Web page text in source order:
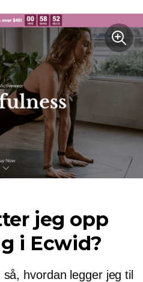
jeg opp
i Ecwid?
hvordan legger jeg til